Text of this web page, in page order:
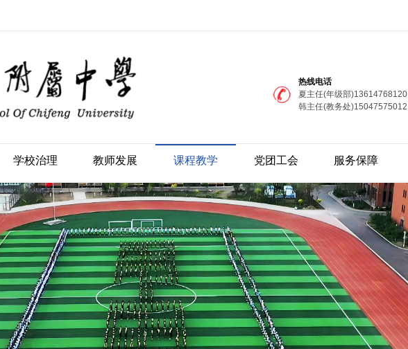
热线电话
夏主任(年级部)13614768120
韩主任(教务处)15047575012
学校治理 教师发展 课程教学 党团工会 服务保障